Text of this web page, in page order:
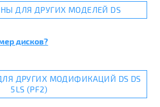
ДЛЯ ДРУГИХ МОДЕЛЕЙ DS
дисков?
ДРУГИХ МОДИФИКАЦИЙ DS DS
5LS (PF2)